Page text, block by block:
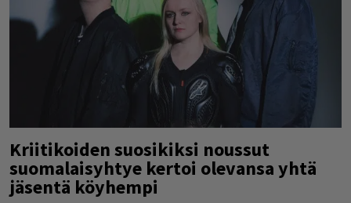
Kriitikoiden suosikiksi noussut
suomalaisyhtye kertoi olevansa yhtä
jäsentä köyhempi